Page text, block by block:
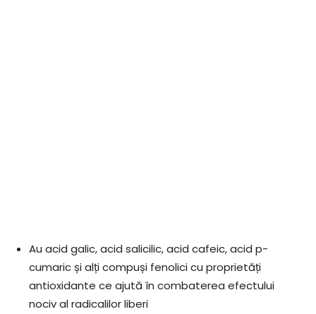
Au acid galic, acid salicilic, acid cafeic, acid p-
cumaric și alți compuși fenolici cu proprietăți
antioxidante ce ajută în combaterea efectului
nociv al radicalilor liberi